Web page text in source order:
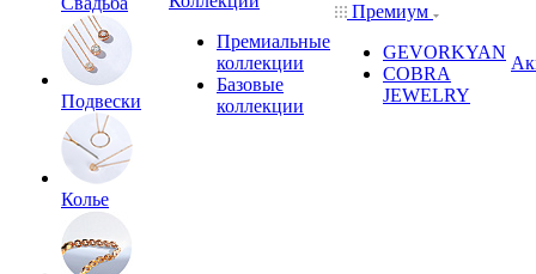
Подвески
Колье
Премиальные
коллекции
Базовые
коллекции
Премиум
GEVORKYAN
COBRA
JEWELRY